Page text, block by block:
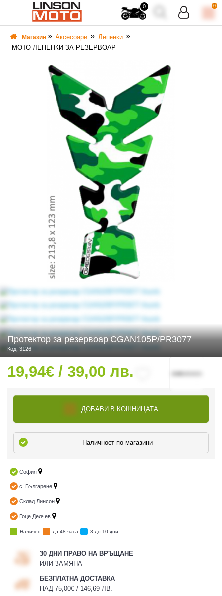
ЕКИПИРОВКА
0 0
Магазин Аксесоари
Лепенки
МОТО ЛЕПЕНКИ ЗА РЕЗЕРВОАР
Протектор за резервоар CGAN105P/PR3077
Код: 3126
19,94€ / 39,00 лв.
ДОБАВИ В КОШНИЦАТА
Наличност по магазини
София
с. Българене
Склад Линсон
Гоце Делчев
Наличен до 48 часа 3 до 10 дни
30 ДНИ ПРАВО НА ВРЪЩАНЕ
ИЛИ ЗАМЯНА
БЕЗПЛАТНА ДОСТАВКА
НАД 75,00€ / 146,69 ЛВ.